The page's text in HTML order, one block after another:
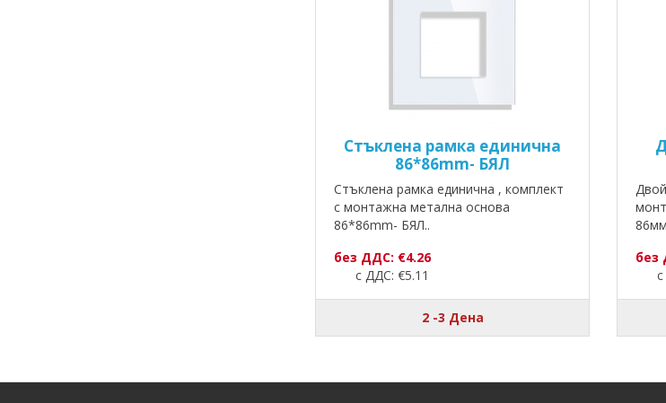
Стъклена рамка единична
86*86mm- БЯЛ
Стъклена рамка единична , комплект
с монтажна метална основа
86*86mm- БЯЛ..
без ДДС: €4.26
с ДДС: €5.11
2 -3 Дена
без
с